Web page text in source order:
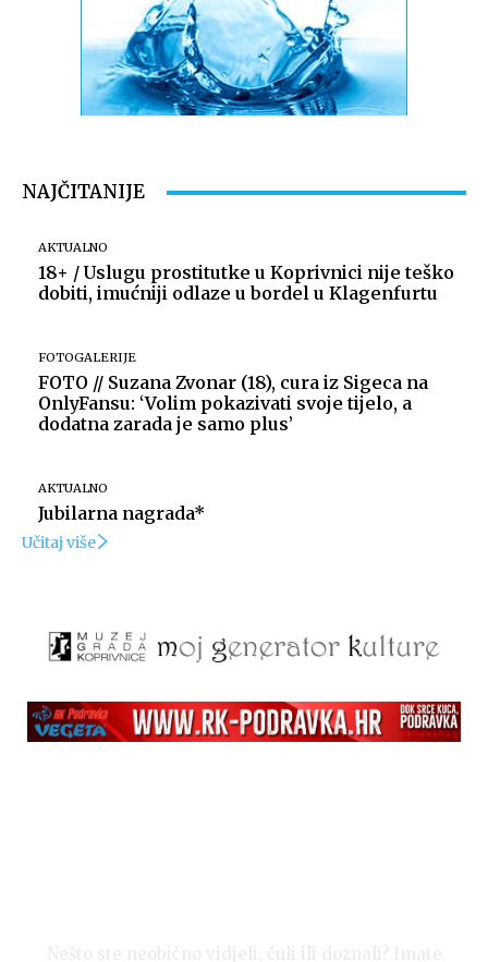
NAJČITANIJE
AKTUALNO
18+ / Uslugu prostitutke u Koprivnici nije teško
dobiti, imućniji odlaze u bordel u Klagenfurtu
FOTOGALERIJE
FOTO // Suzana Zvonar (18), cura iz Sigeca na
OnlyFansu: ‘Volim pokazivati svoje tijelo, a
dodatna zarada je samo plus’
AKTUALNO
Jubilarna nagrada*
Učitaj više